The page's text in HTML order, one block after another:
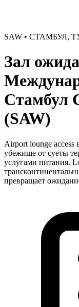
SAW • СТАМБУЛ,
Зал
Стамбул
(SAW)
Airport lounge access
убежище от суеты
услугами питания.
превращает